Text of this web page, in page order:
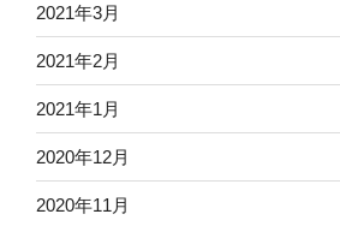
2021年3月
2021年2月
2021年1月
2020年12月
2020年11月